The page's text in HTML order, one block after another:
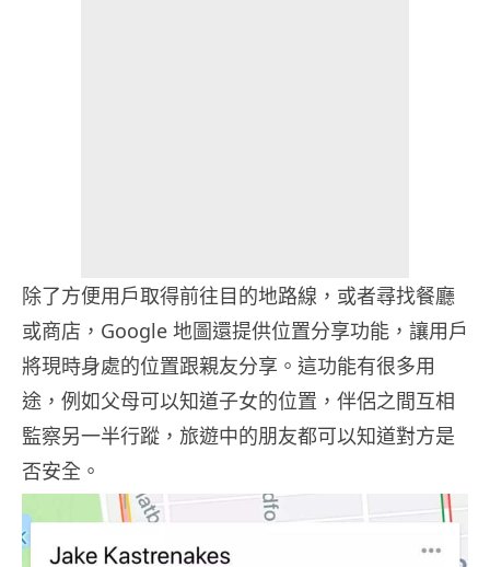
除了方便用戶取得前往目的地路線，或者尋找餐廳
或商店，Google 地圖還提供位置分享功能，讓用戶
將現時身處的位置跟親友分享。這功能有很多用
途，例如父母可以知道子女的位置，伴侶之間互相
監察另一半行蹤，旅遊中的朋友都可以知道對方是
否安全。